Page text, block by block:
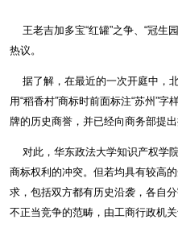
王老吉加多宝“红罐”之争、“冠生
热议。
据了解，在最近的一次开庭中，
用“稻香村”商标时前面标注“苏州”
牌的历史商誉，并已经向商务部提
对此，华东政法大学知识产权学
商标权利的冲突。但若均具有较高
求，包括双方都有历史沿袭，各自
不正当竞争的范畴，由工商行政机